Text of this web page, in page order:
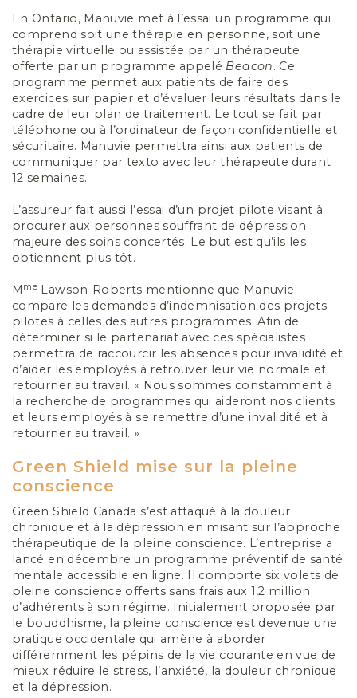
En Ontario, Manuvie met à l’essai un programme qui
comprend soit une thérapie en personne, soit une
thérapie virtuelle ou assistée par un thérapeute
offerte par un programme appelé Beacon. Ce
programme permet aux patients de faire des
exercices sur papier et d’évaluer leurs résultats dans le
cadre de leur plan de traitement. Le tout se fait par
téléphone ou à l’ordinateur de façon confidentielle et
sécuritaire. Manuvie permettra ainsi aux patients de
communiquer par texto avec leur thérapeute durant
12 semaines.
L’assureur fait aussi l’essai d’un projet pilote visant à
procurer aux personnes souffrant de dépression
majeure des soins concertés. Le but est qu’ils les
obtiennent plus tôt.
M me Lawson-Roberts mentionne que Manuvie
compare les demandes d’indemnisation des projets
pilotes à celles des autres programmes. Afin de
déterminer si le partenariat avec ces spécialistes
permettra de raccourcir les absences pour invalidité et
d’aider les employés à retrouver leur vie normale et
retourner au travail. « Nous sommes constamment à
la recherche de programmes qui aideront nos clients
et leurs employés à se remettre d’une invalidité et à
retourner au travail. »
Green Shield mise sur la pleine
conscience
Green Shield Canada s’est attaqué à la douleur
chronique et à la dépression en misant sur l’approche
thérapeutique de la pleine conscience. L’entreprise a
lancé en décembre un programme préventif de santé
mentale accessible en ligne. Il comporte six volets de
pleine conscience offerts sans frais aux 1,2 million
d’adhérents à son régime. Initialement proposée par
le bouddhisme, la pleine conscience est devenue une
pratique occidentale qui amène à aborder
différemment les pépins de la vie courante en vue de
mieux réduire le stress, l’anxiété, la douleur chronique
et la dépression.